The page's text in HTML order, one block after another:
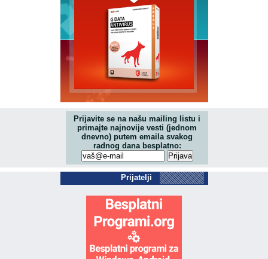
Prijavite se na našu mailing listu i
primajte najnovije vesti (jednom
dnevno) putem emaila svakog
radnog dana besplatno:
Prijatelji